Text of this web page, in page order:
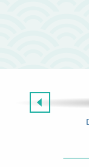
Die